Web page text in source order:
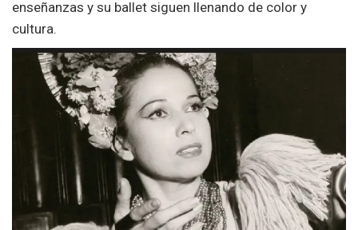
enseñanzas y su ballet siguen llenando de color y
cultura.